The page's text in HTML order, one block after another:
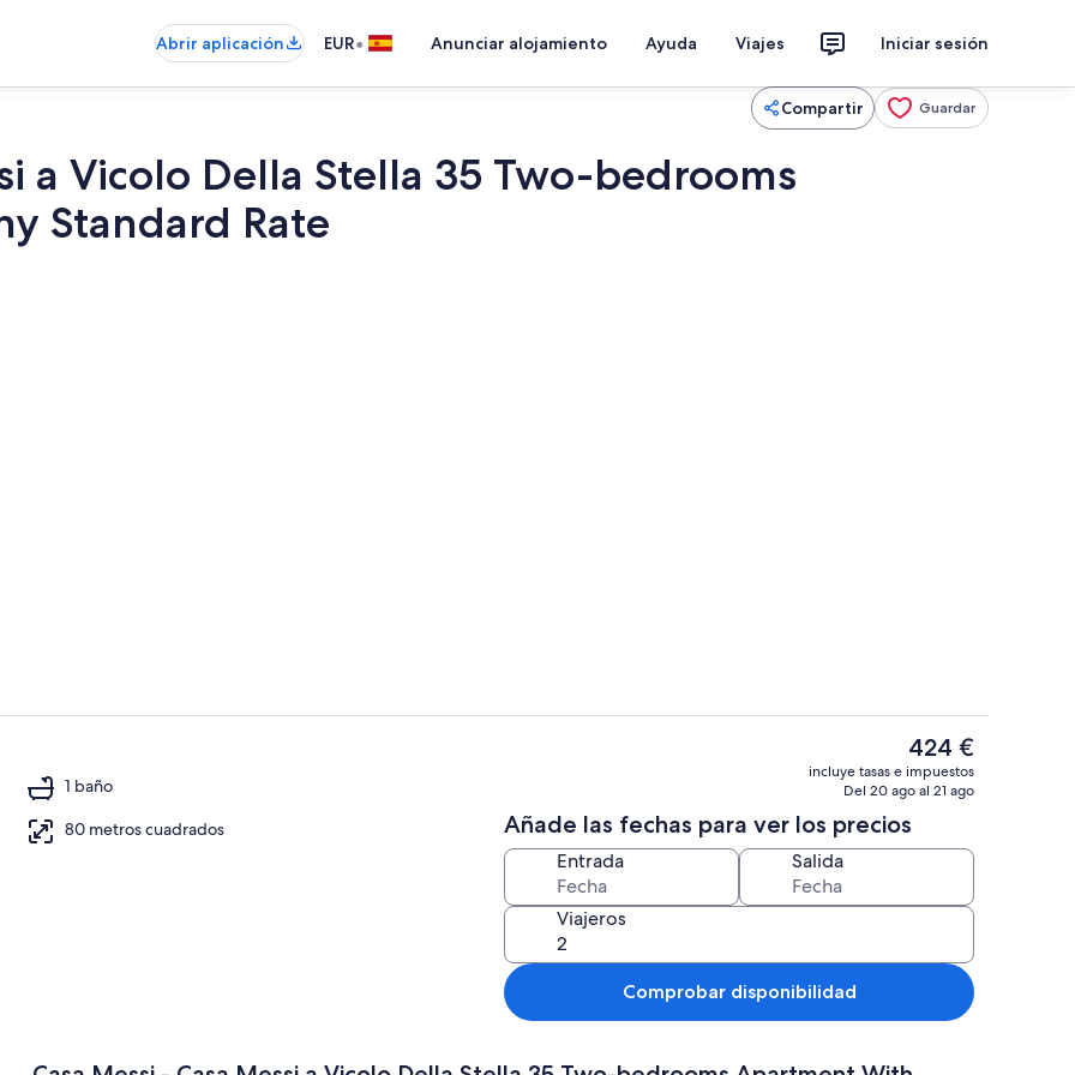
Abrir aplicación EUR• Anunciar alojamiento Ayuda Viajes Iniciar sesión
Compartir Guardar
a Vicolo Della Stella 35 Two-bedrooms
Standard Rate
Casa, fumadores | 1 dormitorio
1 baño
80 metros cuadrados
El
precio
actual
de
424 €
424 €
incluye tasas e impuestos
Del 20 ago al 21 ago
Añade las fechas para ver los precios
Entrada Salida
Viajeros
Comprobar disponibilidad